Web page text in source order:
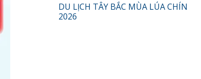
DU LỊCH TÂY BẮC MÙA LÚA CHÍN
2026